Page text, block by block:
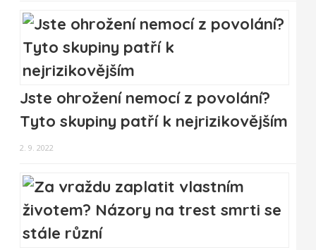
Jste ohrožení nemocí z povolání?
Tyto skupiny patří k nejrizikovějším
2. 9. 2022